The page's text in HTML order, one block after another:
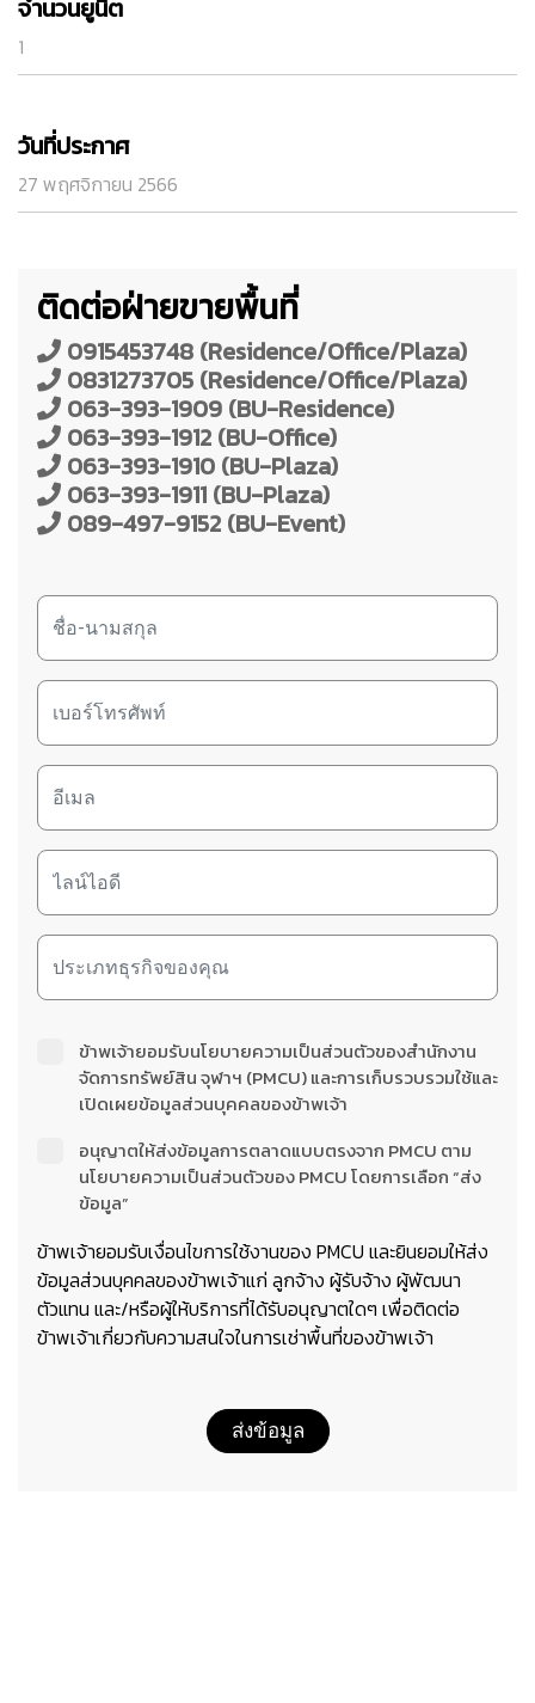
จำนวนยูนิต
1
วันที่ประกาศ
27 พฤศจิกายน 2566
ติดต่อฝ่ายขายพื้นที่
0915453748 (Residence/Office/Plaza)
0831273705 (Residence/Office/Plaza)
063-393-1909 (BU-Residence)
063-393-1912 (BU-Office)
063-393-1910 (BU-Plaza)
063-393-1911 (BU-Plaza)
089-497-9152 (BU-Event)
ข้าพเจ้ายอมรับนโยบายความเป็นส่วนตัวของสำนักงาน
จัดการทรัพย์สิน จุฬาฯ (PMCU) และการเก็บรวบรวมใช้และ
เปิดเผยข้อมูลส่วนบุคคลของข้าพเจ้า
อนุญาตให้ส่งข้อมูลการตลาดแบบตรงจาก PMCU ตาม
นโยบายความเป็นส่วนตัวของ PMCU โดยการเลือก “ส่ง
ข้อมูล”
ข้าพเจ้ายอมรับเงื่อนไขการใช้งานของ PMCU และยินยอมให้ส่ง
ข้อมูลส่วนบุคคลของข้าพเจ้าแก่ ลูกจ้าง ผู้รับจ้าง ผู้พัฒนา
ตัวแทน และ/หรือผู้ให้บริการที่ได้รับอนุญาตใดๆ เพื่อติดต่อ
ข้าพเจ้าเกี่ยวกับความสนใจในการเช่าพื้นที่ของข้าพเจ้า
ส่งข้อมูล